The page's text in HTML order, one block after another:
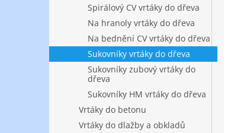
Spirálový CV vrtáky do dřeva
Na hranoly vrtáky do dřeva
Na bednění CV vrtáky do dřeva
Sukovníky vrtáky do dřeva
Sukovníky zubový vrtáky do
dřeva
Sukovníky HM vrtáky do dřeva
Vrtáky do betonu
Vrtáky do dlažby a obkladů